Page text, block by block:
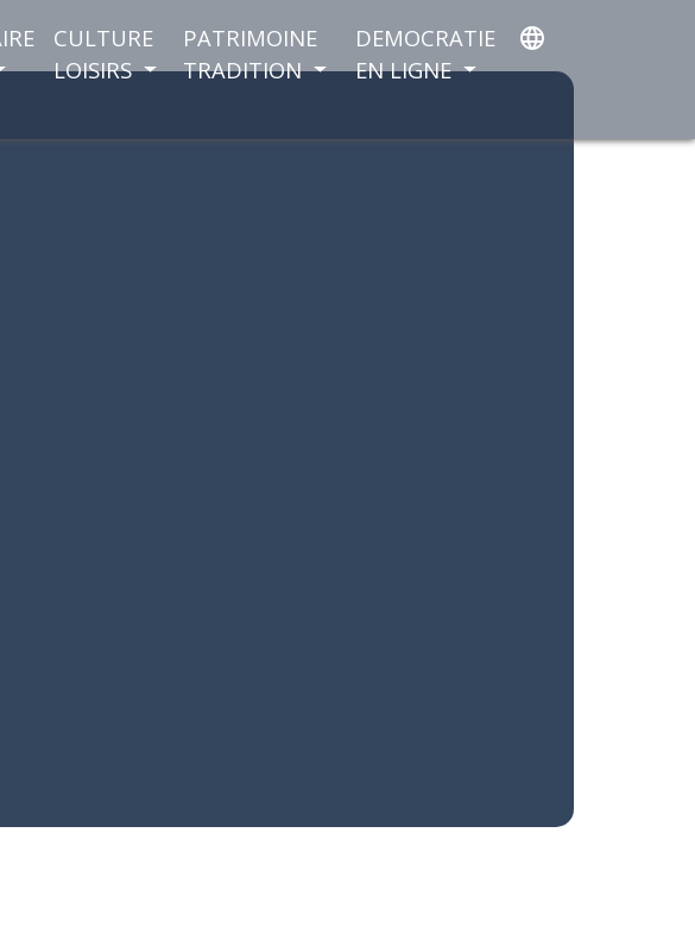
CULTURE
LOISIRS
PATRIMOINE
TRADITION
DEMOCRATIE
EN LIGNE
language